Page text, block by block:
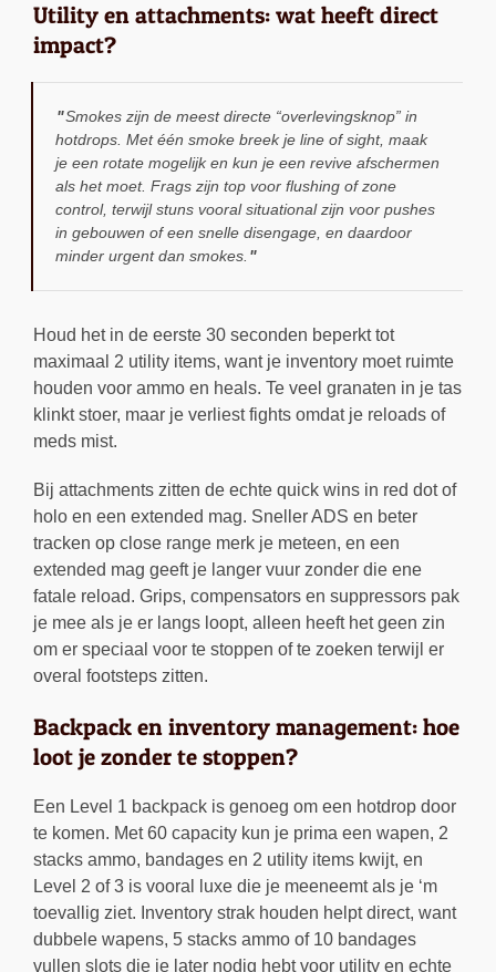
Utility en attachments: wat heeft direct
impact?
Smokes zijn de meest directe “overlevingsknop” in
hotdrops. Met één smoke breek je line of sight, maak
je een rotate mogelijk en kun je een revive afschermen
als het moet. Frags zijn top voor flushing of zone
control, terwijl stuns vooral situational zijn voor pushes
in gebouwen of een snelle disengage, en daardoor
minder urgent dan smokes.
Houd het in de eerste 30 seconden beperkt tot
maximaal 2 utility items, want je inventory moet ruimte
houden voor ammo en heals. Te veel granaten in je tas
klinkt stoer, maar je verliest fights omdat je reloads of
meds mist.
Bij attachments zitten de echte quick wins in red dot of
holo en een extended mag. Sneller ADS en beter
tracken op close range merk je meteen, en een
extended mag geeft je langer vuur zonder die ene
fatale reload. Grips, compensators en suppressors pak
je mee als je er langs loopt, alleen heeft het geen zin
om er speciaal voor te stoppen of te zoeken terwijl er
overal footsteps zitten.
Backpack en inventory management: hoe
loot je zonder te stoppen?
Een Level 1 backpack is genoeg om een hotdrop door
te komen. Met 60 capacity kun je prima een wapen, 2
stacks ammo, bandages en 2 utility items kwijt, en
Level 2 of 3 is vooral luxe die je meeneemt als je ‘m
toevallig ziet. Inventory strak houden helpt direct, want
dubbele wapens, 5 stacks ammo of 10 bandages
vullen slots die je later nodig hebt voor utility en echte